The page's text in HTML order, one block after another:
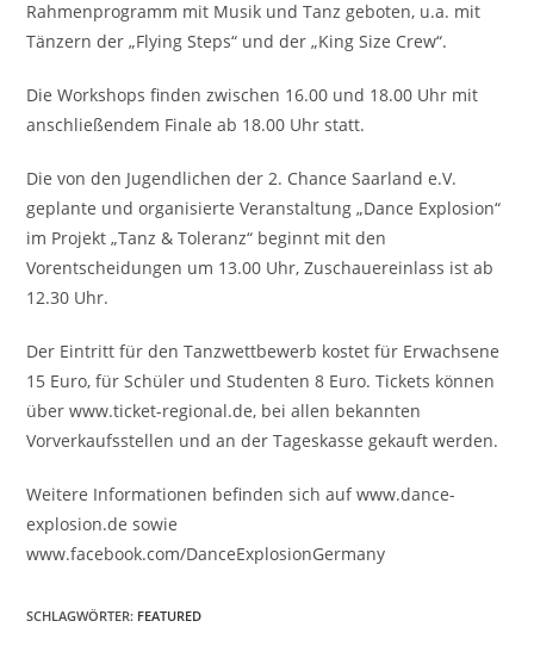
Rahmenprogramm mit Musik und Tanz geboten, u.a. mit
Tänzern der „Flying Steps“ und der „King Size Crew“.
Die Workshops finden zwischen 16.00 und 18.00 Uhr mit
anschließendem Finale ab 18.00 Uhr statt.
Die von den Jugendlichen der 2. Chance Saarland e.V.
geplante und organisierte Veranstaltung „Dance Explosion“
im Projekt „Tanz & Toleranz“ beginnt mit den
Vorentscheidungen um 13.00 Uhr, Zuschauereinlass ist ab
12.30 Uhr.
Der Eintritt für den Tanzwettbewerb kostet für Erwachsene
15 Euro, für Schüler und Studenten 8 Euro. Tickets können
über www.ticket-regional.de, bei allen bekannten
Vorverkaufsstellen und an der Tageskasse gekauft werden.
Weitere Informationen befinden sich auf www.dance-
explosion.de sowie
www.facebook.com/DanceExplosionGermany
SCHLAGWÖRTER: FEATURED